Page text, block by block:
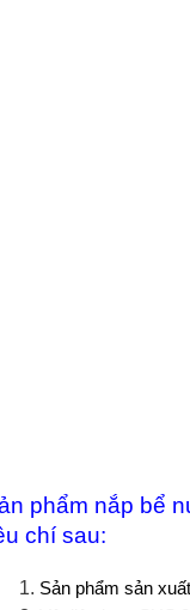
phẩm nắp bể
chí sau:
Sản phẩm sản